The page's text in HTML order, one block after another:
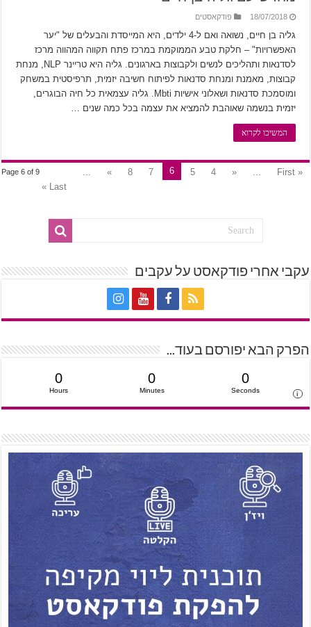
18/07/2018 פודקאסטים
גליה בן חיים, נשואה ואם ל-4 ילדים, היא המייסדת והבעלים של "יער
האפשרויות" – חלקת טבע הממוקמת במרכז פתח תקווה המהווה מרכז
לסדנאות ותהליכים לנשים ולקבוצות בארגונים. גליה היא טריינר NLP, מנחת
קבוצות, מאמנת ומנחת סדנאות לפיתוח חשיבה יזמית, תרפיסטית במשחק
ומוסמכת סדנאות ושאלוני אישיות Mbti. גליה עצמאית כל חיה הבוגרים,
יזמית בנשמה שאוהבת להמציא את עצמה בכל כמה שנים …
המשיכו לקרוא
Page 6 of 9 « First
«
4
5
6
7
8
»
Last »
עקבי אחרי פודקאסט על עקבים
הפרק הבא יפורסם בעוד...
0
Hours
0
Minutes
0
Seconds i